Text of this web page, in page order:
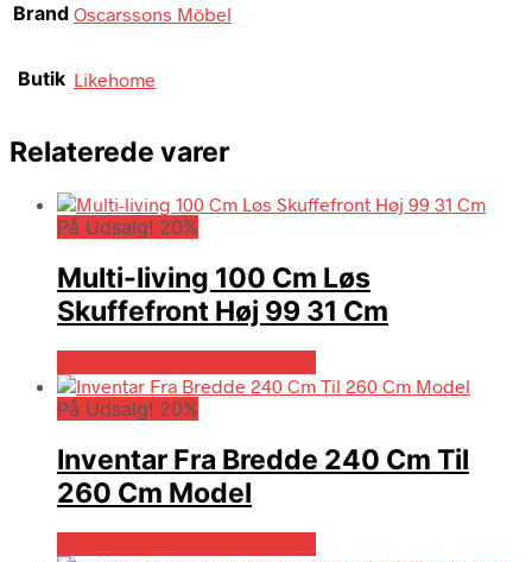
Brand Oscarssons Möbel
Butik Likehome
Relaterede varer
På Udsalg! 20%
Multi-living 100 Cm Løs
Skuffefront Høj 99 31 Cm
På Udsalg! 20%
Inventar Fra Bredde 240 Cm Til
260 Cm Model